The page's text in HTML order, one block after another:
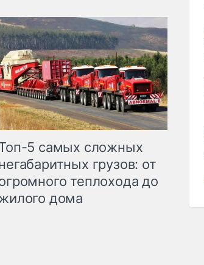
5 самых сложных
грузов: от
теплохода до
дома